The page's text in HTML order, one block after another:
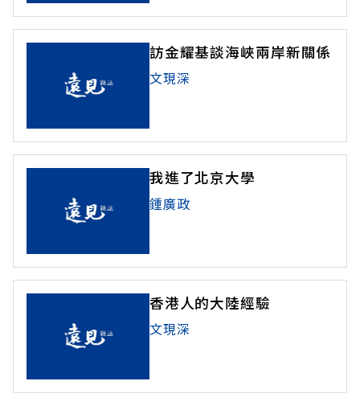
訪金耀基談海峽兩岸新關係
文現深
我進了北京大學
鍾廣政
香港人的大陸經驗
文現深